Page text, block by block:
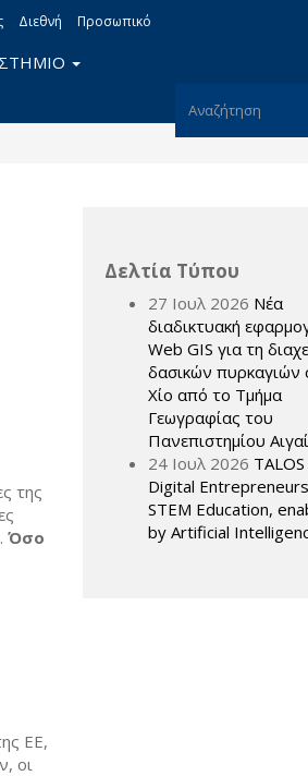
Διεθνή Προσωπικό
Φόρμα
της
Όσο
ΕΕ,
οι
Δελτία Τύπου
27 Ιουλ 2026 Νέα
διαδικτυακή
Web GIS για τη
δασικών πυρκαγιών
Χίο από το Τμήμα
Γεωγραφίας του
Πανεπιστημίου
24 Ιουλ 2026 TALOS
Digital
STEM Education,
by Artificial